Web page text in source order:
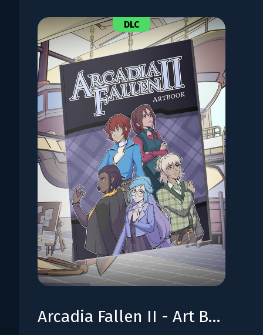
DLC
Arcadia Fallen II - Art Book